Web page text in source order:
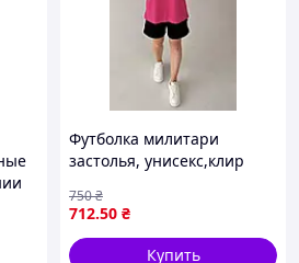
Футболка милитари
застолья, унисекс,клир
712.50 ₴
750₴
Купить